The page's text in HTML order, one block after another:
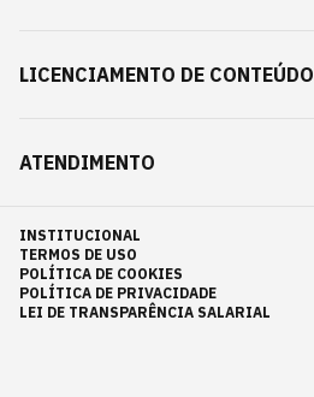
LICENCIAMENTO DE CONTEÚDO
ATENDIMENTO
INSTITUCIONAL
TERMOS DE USO
POLÍTICA DE COOKIES
POLÍTICA DE PRIVACIDADE
LEI DE TRANSPARÊNCIA SALARIAL